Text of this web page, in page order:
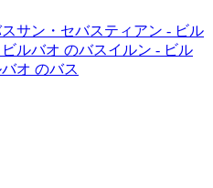
サン・セバスティアン - ビル
ルバオ のバスイルン - ビル
オ のバス